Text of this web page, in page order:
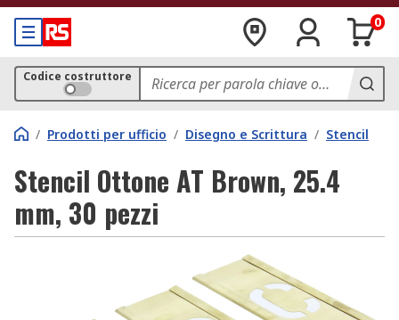
0
Codice costruttore
/ Prodotti per ufficio / Disegno e Scrittura / Stencil
Stencil Ottone AT Brown, 25.4
mm, 30 pezzi